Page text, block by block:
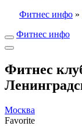
Фитнес инфо »
Фитнес инфо
Фитнес
Москва
Favorite